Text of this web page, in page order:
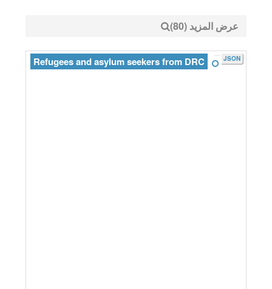
عرض المزيد (80)
Refugees and asylum seekers from DRC JSON